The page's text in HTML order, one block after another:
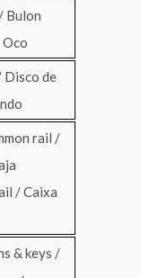
Bulon
Disco de
rail /
/ Caixa
& keys /